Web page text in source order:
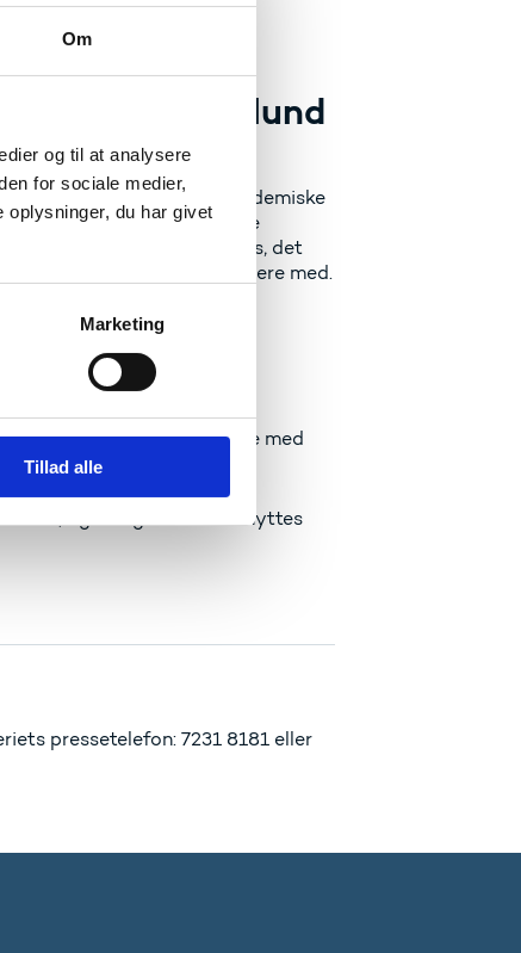
Om
og til at analysere
for sociale medier,
oplysninger, du har givet
Marketing
Tillad alle
Egelund
I det omfang, at den akademiske
noget, vi kan lade passere
til fremtiden, og jeg synes, det
som vi kan gå videre med.
for
og samarbejde med
giver mulighed for
ikke, og mulighederne udnyttes
pressetelefon: 7231 8181 eller